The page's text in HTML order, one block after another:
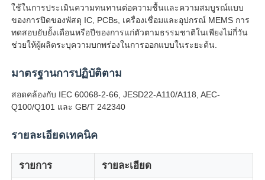
ทัวร์โรงงาน
ติดต่อเรา
ขออ้าง
ใช้ในการประเมินความทนทานต่อความชื้นและความสมบูรณ์แบบ
ของการปิดของพัสดุ IC, PCBs, เครื่องเชื่อมและอุปกรณ์ MEMS การ
ทดสอบยับยั้งเดือนหรือปีของการแก่ตัวตามธรรมชาติในเพียงไม่กี่วัน
ช่วยให้ผู้ผลิตระบุความบกพร่องในการออกแบบในระยะต้น.
มาตรฐานการปฏิบัติตาม
สอดคล้องกับ IEC 60068-2-66, JESD22-A110/A118, AEC-
Q100/Q101 และ GB/T 242340
รายละเอียดเทคนิค
รายการ รายละเอียด